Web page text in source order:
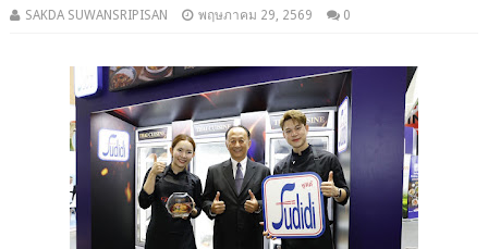
SAKDA SUWANSRIPISAN พฤษภาคม 29, 2569 0